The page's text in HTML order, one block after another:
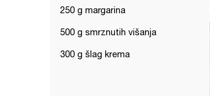
250 g margarina
500 g smrznutih višanja
300 g šlag krema